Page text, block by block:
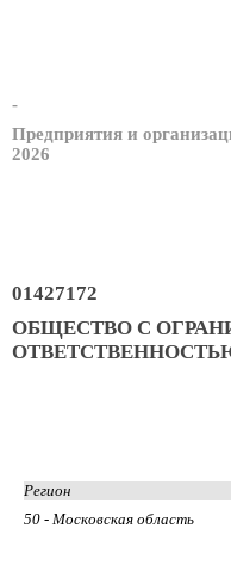
-
Предприятия и
2026
01427172
ОБЩЕСТВО С
Регион
50 - Московская область